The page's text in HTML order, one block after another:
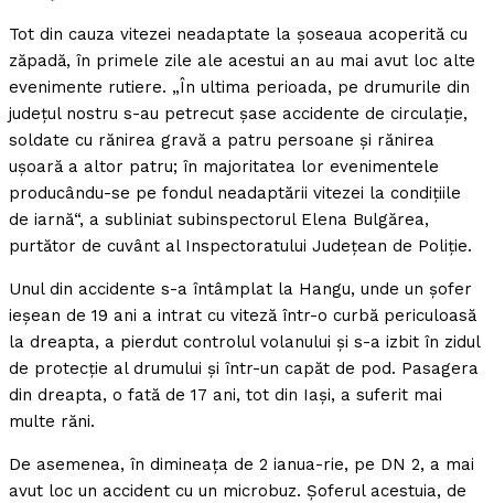
Tot din cauza vitezei neadaptate la şoseaua acoperită cu
zăpadă, în primele zile ale acestui an au mai avut loc alte
evenimente rutiere. „În ultima perioada, pe drumurile din
judeţul nostru s-au petrecut şase accidente de circulaţie,
soldate cu rănirea gravă a patru persoane şi rănirea
uşoară a altor patru; în majoritatea lor evenimentele
producându-se pe fondul neadaptării vitezei la condiţiile
de iarnă“, a subliniat subinspectorul Elena Bulgărea,
purtător de cuvânt al Inspectoratului Judeţean de Poliţie.
Unul din accidente s-a întâmplat la Hangu, unde un şofer
ieşean de 19 ani a intrat cu viteză într-o curbă periculoasă
la dreapta, a pierdut controlul volanului şi s-a izbit în zidul
de protecţie al drumului şi într-un capăt de pod. Pasagera
din dreapta, o fată de 17 ani, tot din Iaşi, a suferit mai
multe răni.
De asemenea, în dimineaţa de 2 ianua-rie, pe DN 2, a mai
avut loc un accident cu un microbuz. Şoferul acestuia, de